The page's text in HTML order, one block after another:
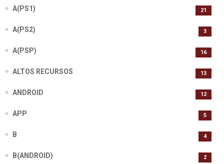
A(PS1) 21
A(PS2) 3
A(PSP) 16
ALTOS RECURSOS 13
ANDROID 12
APP 5
B 4
B(ANDROID) 2